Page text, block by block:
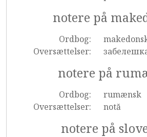
notere på
Ordbog:
Oversættelser:
notere på
Ordbog:
rumænsk
Oversættelser:
notă
notere på